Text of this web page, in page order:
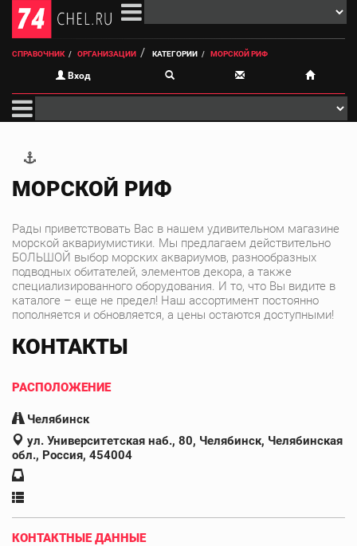
СПРАВОЧНИК ОРГАНИЗАЦИИ КАТЕГОРИИ МОРСКОЙ РИФ
Вход
МОРСКОЙ РИФ
Рады приветствовать Вас в нашем удивительном магазине
морской аквариумистики. Мы предлагаем действительно
БОЛЬШОЙ выбор морских аквариумов, разнообразных
подводных обитателей, элементов декора, а также
специализированного оборудования. И то, что Вы видите в
каталоге – еще не предел! Наш ассортимент постоянно
пополняется и обновляется, а цены остаются доступными!
КОНТАКТЫ
РАСПОЛОЖЕНИЕ
Челябинск
ул. Университетская наб., 80, Челябинск, Челябинская
обл., Россия, 454004
КОНТАКТНЫЕ ДАННЫЕ